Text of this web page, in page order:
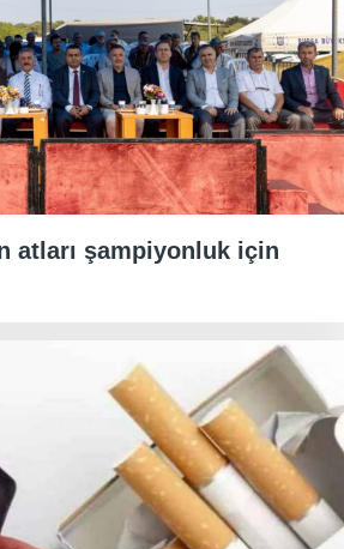
atları şampiyonluk için